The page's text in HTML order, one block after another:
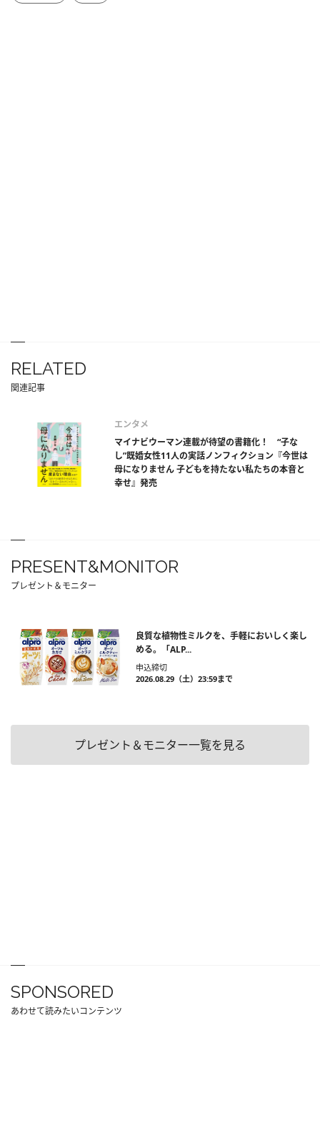
RELATED
関連記事
エンタメ
マイナビウーマン連載が待望の書籍化！ “子な
し”既婚女性11人の実話ノンフィクション『今世は
母になりません 子どもを持たない私たちの本音と
幸せ』発売
PRESENT&MONITOR
プレゼント＆モニター
良質な植物性ミルクを、手軽においしく楽し
める。「ALP...
申込締切
2026.08.29（土）23:59まで
プレゼント＆モニター一覧を見る
SPONSORED
あわせて読みたいコンテンツ